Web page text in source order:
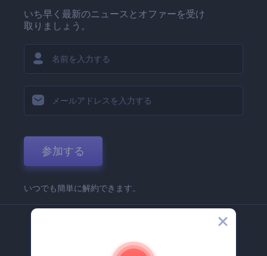
いち早く最新のニュースとオファーを受け
取りましょう。
参加する
いつでも簡単に解約できます。
Renderforest 企業情報